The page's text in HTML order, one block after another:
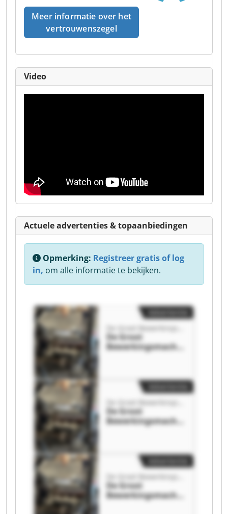
Meer informatie over het
vertrouwenszegel
Video
Actuele advertenties & topaanbiedingen
Opmerking: Registreer gratis of log
in, om alle informatie te bekijken.
De Groot
Bewerkingsmachin
es B.V. De Groot
De Groot
Bewerkingsmachin
es B.V. De Groot
De Groot
Bewerkingsmachin
es B.V. De Groot